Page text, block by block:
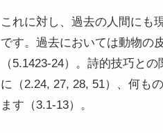
これに対し、過去の人間にも
です。過去においては動物の
（5.1423-24）。詩的技巧と
に（2.24, 27, 28, 51）、何も
ます（3.1-13）。